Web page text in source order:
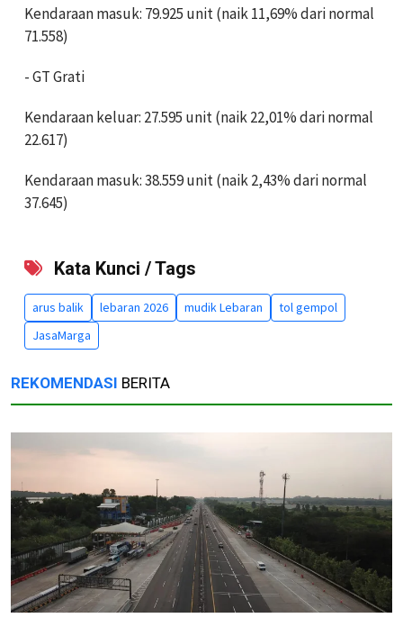
Kendaraan masuk: 79.925 unit (naik 11,69% dari normal
71.558)
- GT Grati
Kendaraan keluar: 27.595 unit (naik 22,01% dari normal
22.617)
Kendaraan masuk: 38.559 unit (naik 2,43% dari normal
37.645)
Kata Kunci / Tags
arus balik lebaran 2026 mudik Lebaran
tol gempol
JasaMarga
REKOMENDASI BERITA